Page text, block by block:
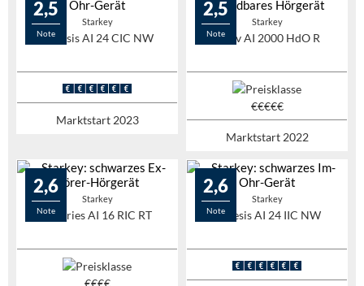
2,5
Note
Starkey
Genesis AI 24 CIC NW
Marktstart 2023
2,5
Note
Starkey
Evolv AI 2000 HdO R
Marktstart 2022
2,6
Note
Starkey
G-Series AI 16 RIC RT
2,6
Note
Starkey
Genesis AI 24 IIC NW